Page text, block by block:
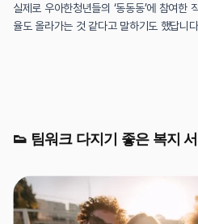
실제로 우아한청년들의 ‘동동동’에 참여한
율도 올라가는 것 같다고 말하기도 했답니
👟 팀워크 다지기 좋은 복지